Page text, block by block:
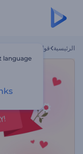
الرئيسية قوالب
language